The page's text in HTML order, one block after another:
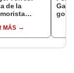
de la
MÁS